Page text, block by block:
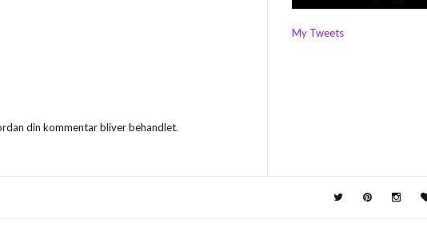
din kommentar bliver behandlet.
My Tweets